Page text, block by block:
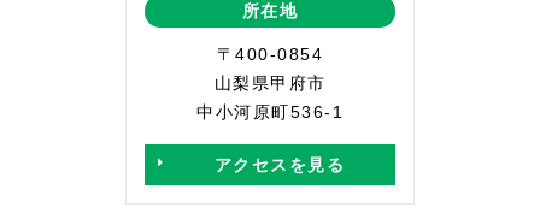
所在地
〒400-0854
山梨県甲府市
中小河原町536-1
アクセスを見る